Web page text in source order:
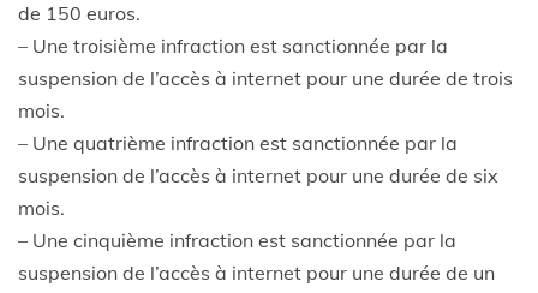
de 150 euros.
– Une troisième infraction est sanctionnée par la
suspension de l’accès à internet pour une durée de trois
mois.
– Une quatrième infraction est sanctionnée par la
suspension de l’accès à internet pour une durée de six
mois.
– Une cinquième infraction est sanctionnée par la
suspension de l’accès à internet pour une durée de un